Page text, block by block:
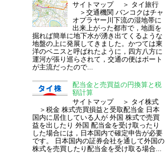
サイトマップ ＞ タイ旅行
＞交通機関 バンコクはチャ
オプラヤー川下流の湿地帯に
出来上がった都市で，地面を
掘れば簡単に地下水が湧き出てくるような
地盤の上に発展してきました。かつては東
洋のベニスと呼ばれたように，四方八方に
運河が張り巡らされて，交通の便はボート
が主流だったので...
配当金と売買益の円換算と税
額計算
サイトマップ ＞ タイ株式
＞税金 株式売買損益と受取配当金 日本
国内に居住している人が 外国 株式で売買
益を出したり 外国 配当金を受け取ったり
した場合には，日本国内で確定申告が必要
です。 日本国内の証券会社を通して外国の
株式を売買したり配当金を受け取る場合...